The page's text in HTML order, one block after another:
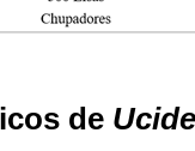
de